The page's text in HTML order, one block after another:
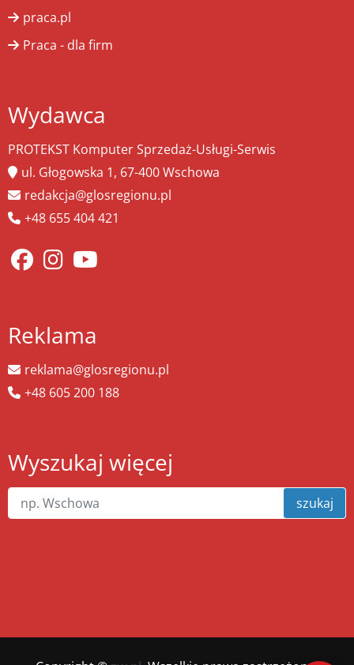
praca.pl
Praca - dla firm
Wydawca
PROTEKST Komputer Sprzedaż-Usługi-Serwis
ul. Głogowska 1, 67-400 Wschowa
redakcja@glosregionu.pl
+48 655 404 421
Reklama
reklama@glosregionu.pl
+48 605 200 188
Wyszukaj więcej
szukaj